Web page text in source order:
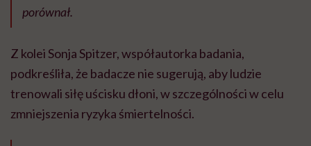
porównał.
Z kolei Sonja Spitzer, współautorka badania,
podkreśliła, że badacze nie sugerują, aby ludzie
trenowali siłę uścisku dłoni, w szczególności w celu
zmniejszenia ryzyka śmiertelności.